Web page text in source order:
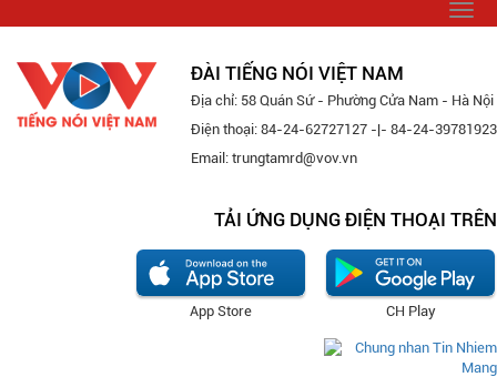
ĐÀI TIẾNG NÓI VIỆT NAM
Địa chỉ: 58 Quán Sứ - Phường Cửa Nam - Hà Nội
Điện thoại: 84-24-62727127 -|- 84-24-39781923
Email: trungtamrd@vov.vn
TẢI ỨNG DỤNG ĐIỆN THOẠI TRÊN
CH Play
App Store